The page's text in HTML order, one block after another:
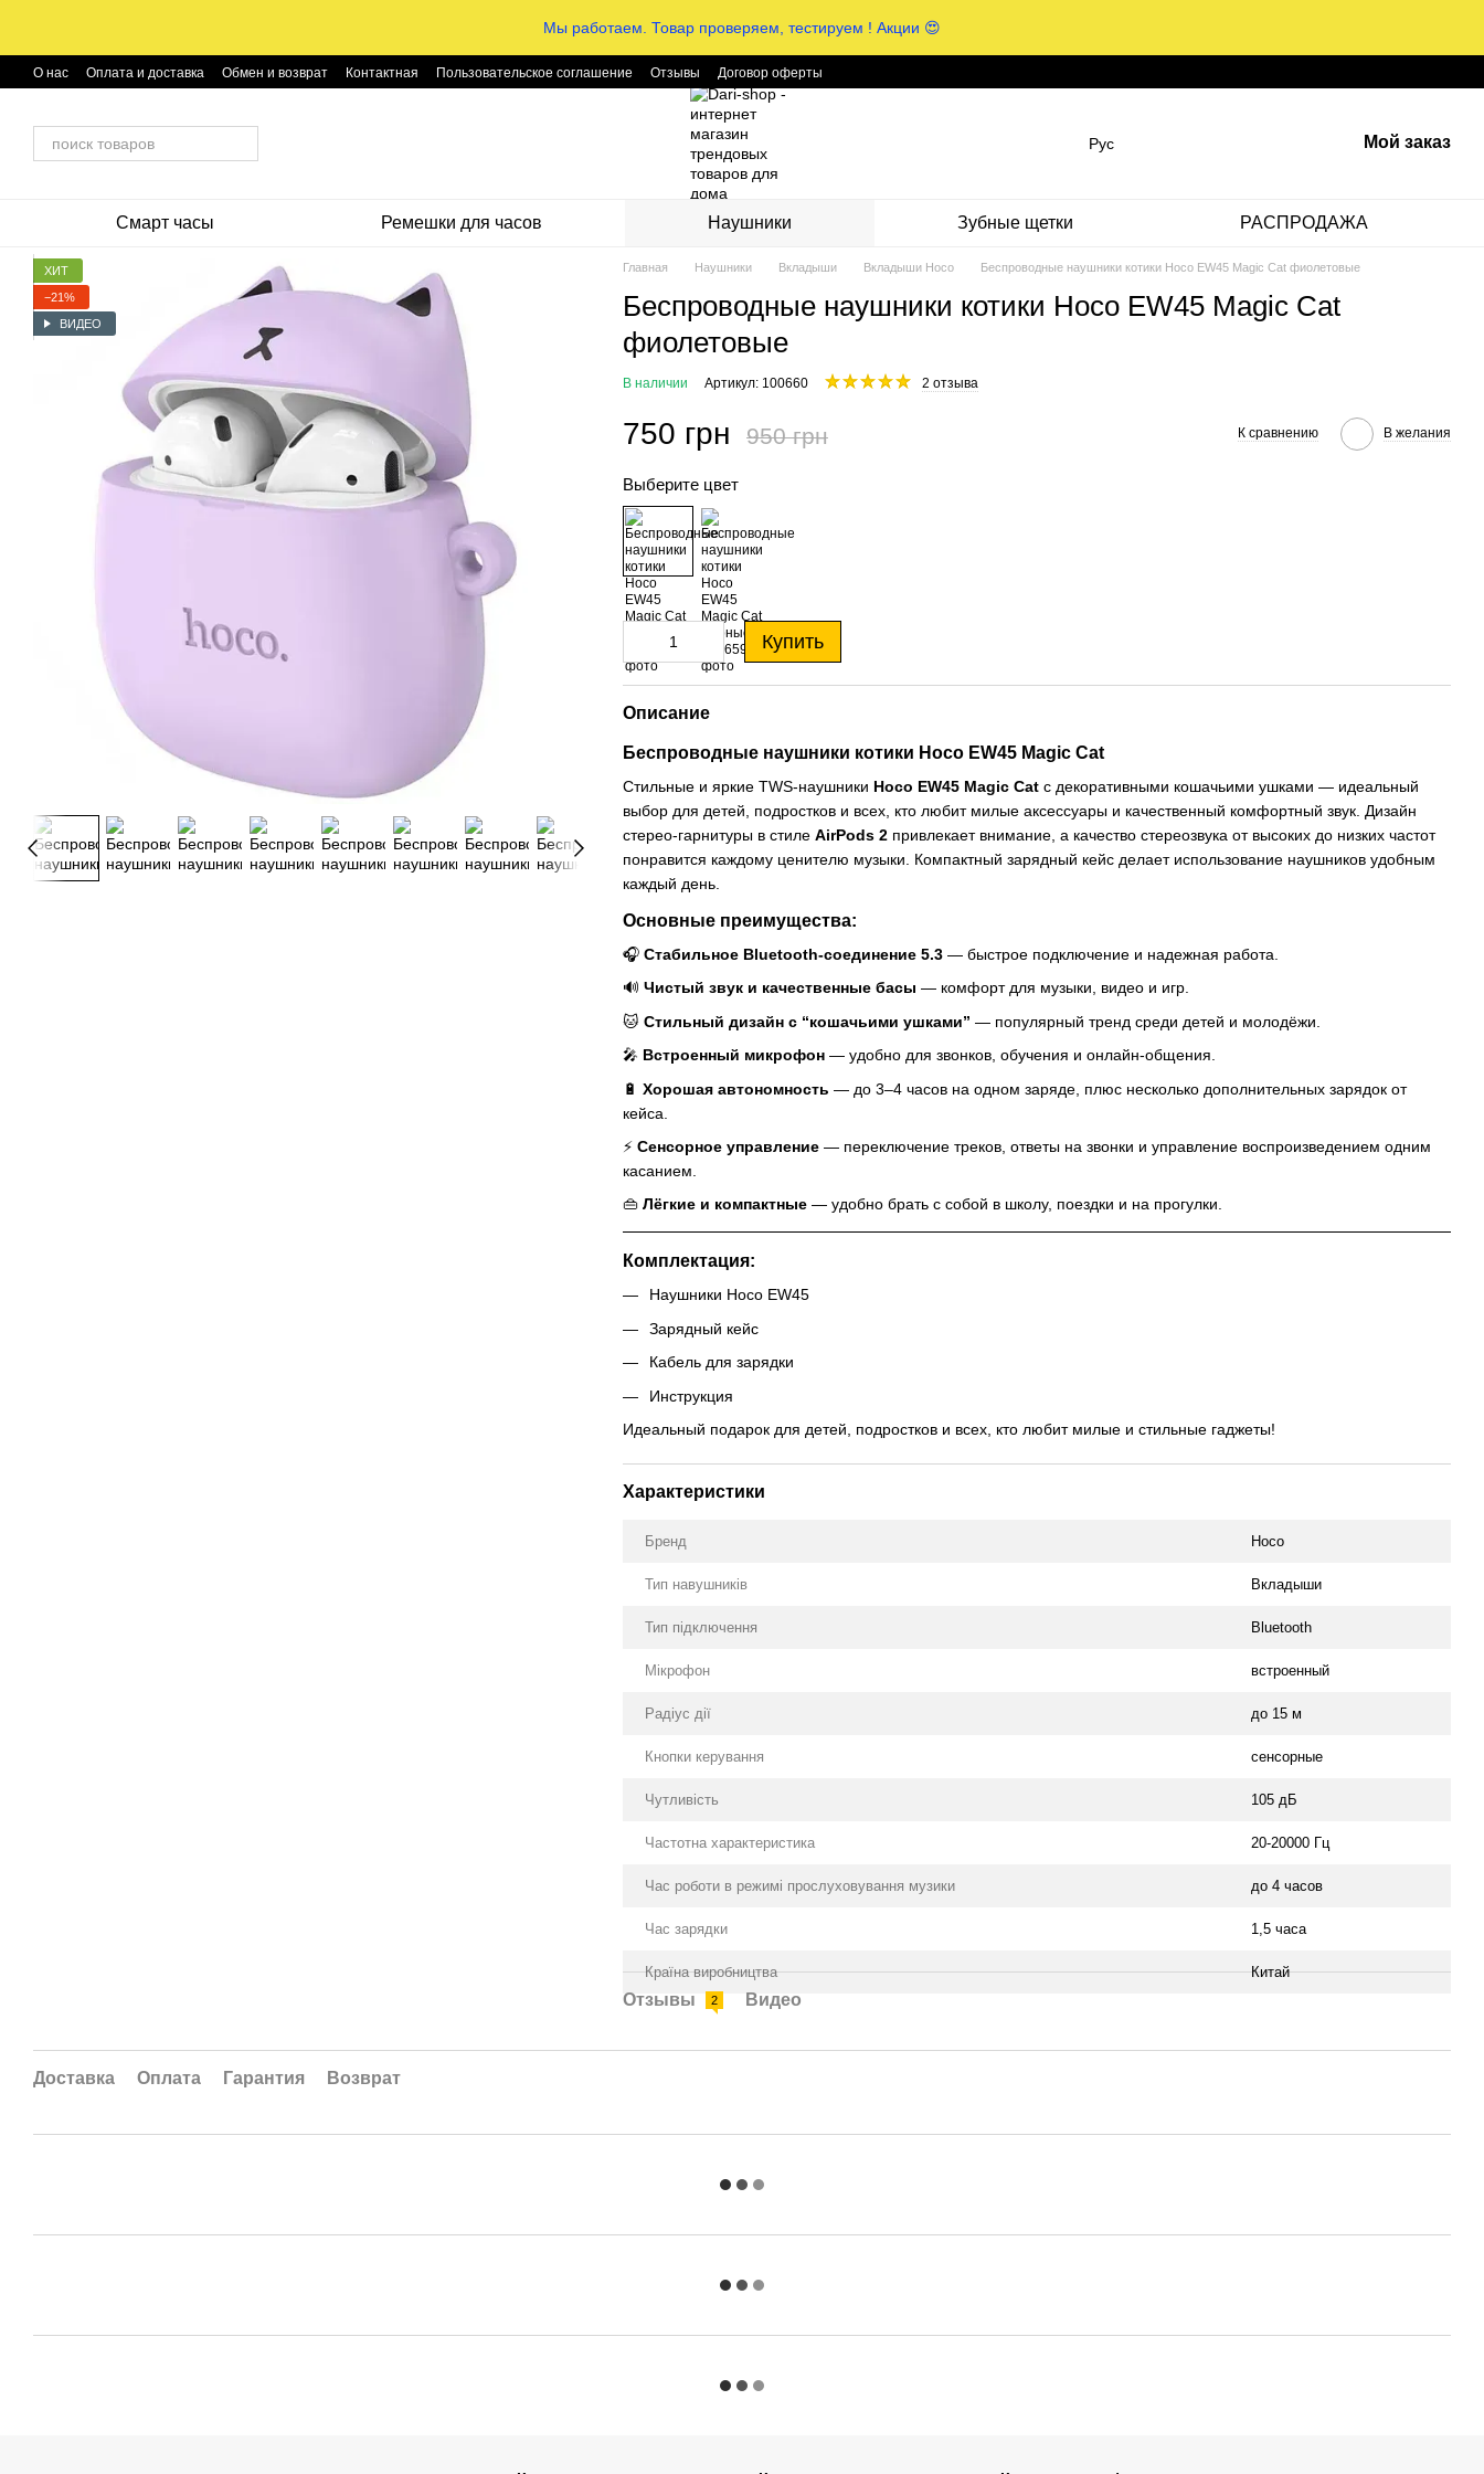
Мы работаем. Товар проверяем, тестируем ! Акции 😍
О нас Оплата и доставка Обмен и возврат Контактная Пользовательское соглашение Отзывы Договор оферты
Рус Мой заказ
Смарт часы Ремешки для часов Наушники Зубные щетки РАСПРОДАЖА
ХИТ
−21%
ВИДЕО
Главная Наушники Вкладыши Вкладыши Hoco Беспроводные наушники котики Hoco EW45 Magic Cat фиолетовые
Беспроводные наушники котики Hoco EW45 Magic Cat
фиолетовые
В наличии Артикул: 100660 2 отзыва
750 грн 950 грн К сравнению В желания
Выберите цвет
Купить
Описание
Беспроводные наушники котики Hoco EW45 Magic Cat
Стильные и яркие TWS-наушники Hoco EW45 Magic Catс декоративными кошачьими ушками — идеальный
выбор для детей, подростков и всех, кто любит милые аксессуары и качественный комфортный звук. Дизайн
стерео-гарнитуры в стиле AirPods 2привлекает внимание, а качество стереозвука от высоких до низких частот
понравится каждому ценителю музыки. Компактный зарядный кейс делает использование наушников удобным
каждый день.
Основные преимущества:
🎧 Стабильное Bluetooth-соединение 5.3— быстрое подключение и надежная работа.
🔊 Чистый звук и качественные басы — комфорт для музыки, видео и игр.
🐱 Стильный дизайн с “кошачьими ушками” — популярный тренд среди детей и молодёжи.
🎤 Встроенный микрофон— удобно для звонков, обучения и онлайн-общения.
🔋 Хорошая автономность — до 3–4 часов на одном заряде, плюс несколько дополнительных зарядок от
кейса.
⚡ Сенсорное управление— переключение треков, ответы на звонки и управление воспроизведением одним
касанием.
👜 Лёгкие и компактные— удобно брать с собой в школу, поездки и на прогулки.
Комплектация:
Наушники Hoco EW45
Зарядный кейс
Кабель для зарядки
Инструкция
Идеальный подарок для детей, подростков и всех, кто любит милые и стильные гаджеты!
Характеристики
Бренд Hoco
Тип навушників Вкладыши
Тип підключення Bluetooth
Мікрофон встроенный
Радіус дії до 15 м
Кнопки керування cенсорные
Чутливість 105 дБ
Частотна характеристика 20-20000 Гц
Час роботи в режимі прослуховування музики до 4 часов
Час зарядки 1,5 часа
Країна виробництва Китай
Отзывы 2 Видео
Доставка Оплата Гарантия Возврат